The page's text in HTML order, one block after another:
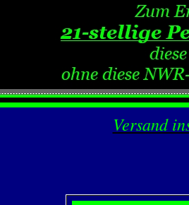
Versand